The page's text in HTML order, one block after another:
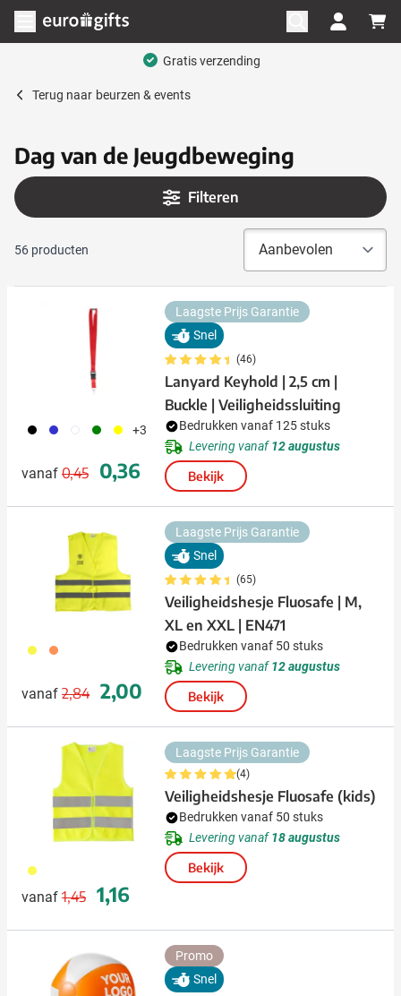
Ga naar de inhoud
Menu openen
Mega assortiment
Terug naar beurzen & events
Dag van de Jeugdbeweging
Filteren
56 producten
001 023 002 004 006 +3
vanaf
Normale prijs
0,45
Speciale prijs
0,36
Laagste Prijs Garantie
Snel
(46)
Lanyard Keyhold | 2,5 cm |
Buckle | Veiligheidssluiting
Bedrukken vanaf 125 stuks
Levering vanaf12 augustus
Bekijk
006 007
vanaf
Normale prijs
2,84
Speciale prijs
2,00
Laagste Prijs Garantie
Snel
(65)
Veiligheidshesje Fluosafe | M,
XL en XXL | EN471
Bedrukken vanaf 50 stuks
Levering vanaf12 augustus
Bekijk
006
vanaf
Normale prijs
1,45
Speciale prijs
1,16
Laagste Prijs Garantie
(4)
Veiligheidshesje Fluosafe (kids)
Bedrukken vanaf 50 stuks
Levering vanaf18 augustus
Bekijk
Promo
Snel